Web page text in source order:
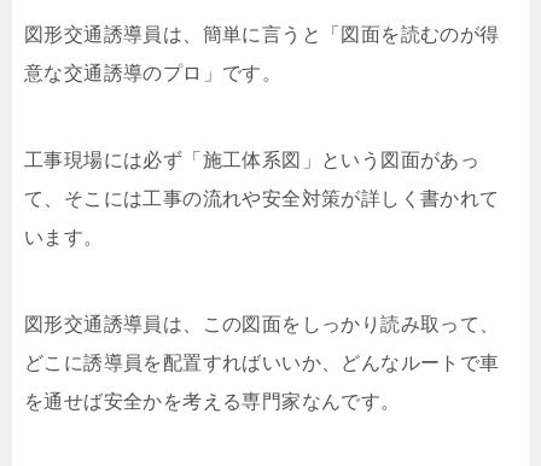
図形交通誘導員は、簡単に言うと「図面を読むのが得
意な交通誘導のプロ」です。
工事現場には必ず「施工体系図」という図面があっ
て、そこには工事の流れや安全対策が詳しく書かれて
います。
図形交通誘導員は、この図面をしっかり読み取って、
どこに誘導員を配置すればいいか、どんなルートで車
を通せば安全かを考える専門家なんです。